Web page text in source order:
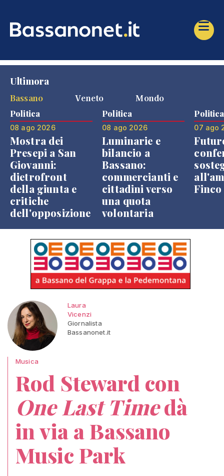
Ultimora
Bassano
Veneto Mondo
Politica
08 ago 2026
Mostra dei
Presepi a San
Giovanni:
dietrofront
della giunta e
critiche
dell'opposizione
Politica
08 ago 2026
Luminarie e
bilancio a
Bassano:
commercianti e
cittadini verso
una quota
volontaria
Politica
07 ago
Finco
Laura
Vicenzi
Giornalista
Bassanonet.it
Musica
Rod Steward con
One Last Timedà
in via a Bassano
Music Park